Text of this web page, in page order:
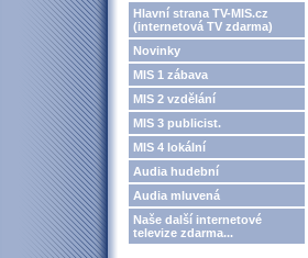
Hlavní strana TV-MIS.cz
(internetová TV zdarma)
Novinky
MIS 1 zábava
MIS 2 vzdělání
MIS 3 publicist.
MIS 4 lokální
Audia hudební
Audia mluvená
Naše další internetové
televize zdarma...